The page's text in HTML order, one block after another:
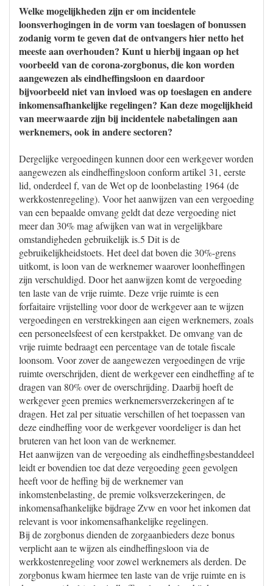
Welke mogelijkheden zijn er om incidentele
loonsverhogingen in de vorm van toeslagen of bonussen
zodanig vorm te geven dat de ontvangers hier netto het
meeste aan overhouden? Kunt u hierbij ingaan op het
voorbeeld van de corona-zorgbonus, die kon worden
aangewezen als eindheffingsloon en daardoor
bijvoorbeeld niet van invloed was op toeslagen en andere
inkomensafhankelijke regelingen? Kan deze mogelijkheid
van meerwaarde zijn bij incidentele nabetalingen aan
werknemers, ook in andere sectoren?
Dergelijke vergoedingen kunnen door een werkgever worden
aangewezen als eindheffingsloon conform artikel 31, eerste
lid, onderdeel f, van de Wet op de loonbelasting 1964 (de
werkkostenregeling). Voor het aanwijzen van een vergoeding
van een bepaalde omvang geldt dat deze vergoeding niet
meer dan 30% mag afwijken van wat in vergelijkbare
omstandigheden gebruikelijk is.5 Dit is de
gebruikelijkheidstoets. Het deel dat boven die 30%-grens
uitkomt, is loon van de werknemer waarover loonheffingen
zijn verschuldigd. Door het aanwijzen komt de vergoeding
ten laste van de vrije ruimte. Deze vrije ruimte is een
forfaitaire vrijstelling voor door de werkgever aan te wijzen
vergoedingen en verstrekkingen aan eigen werknemers, zoals
een personeelsfeest of een kerstpakket. De omvang van de
vrije ruimte bedraagt een percentage van de totale fiscale
loonsom. Voor zover de aangewezen vergoedingen de vrije
ruimte overschrijden, dient de werkgever een eindheffing af te
dragen van 80% over de overschrijding. Daarbij hoeft de
werkgever geen premies werknemersverzekeringen af te
dragen. Het zal per situatie verschillen of het toepassen van
deze eindheffing voor de werkgever voordeliger is dan het
bruteren van het loon van de werknemer.
Het aanwijzen van de vergoeding als eindheffingsbestanddeel
leidt er bovendien toe dat deze vergoeding geen gevolgen
heeft voor de heffing bij de werknemer van
inkomstenbelasting, de premie volksverzekeringen, de
inkomensafhankelijke bijdrage Zvw en voor het inkomen dat
relevant is voor inkomensafhankelijke regelingen.
Bij de zorgbonus dienden de zorgaanbieders deze bonus
verplicht aan te wijzen als eindheffingsloon via de
werkkostenregeling voor zowel werknemers als derden. De
zorgbonus kwam hiermee ten laste van de vrije ruimte en is